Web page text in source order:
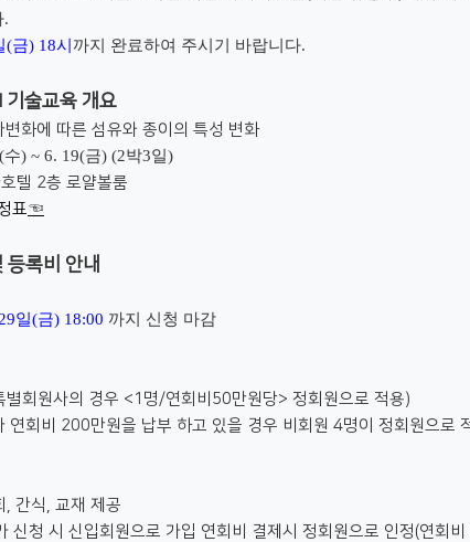
.
(금) 18시 까지 완료하여 주시기 바랍니다.
술교육 개요
화에 따른 섬유와 종이의 특성 변화
수) ~ 6. 19(금) (2박3일)
텔 2층 로얄볼룸
표☜
등록비 안내
29일(금) 18:00 까지 신청 마감
회원사의 경우 <1명/연회비50만원당> 정회원으로 적용)
회비 200만원을 납부 하고 있을 경우 비회원 4명이 정회원으로
간식, 교재 제공
신청 시 신입회원으로 가입 연회비 결제시 정회원으로 인정(연회비